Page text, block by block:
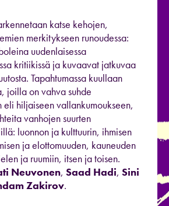
katse kehojen,
merkitykseen runoudessa:
uudenlaisessa
kritiikissä ja kuvaavat jatkuvaa
Tapahtumassa kuullaan
joilla on vahva suhde
eli hiljaiseen vallankumoukseen,
vanhojen suurten
luonnon ja kulttuurin, ihmisen
ja elottomuuden, kauneuden
ja ruumiin, itsen ja toisen.
Neuvonen, Saad Hadi, Sini
Zakirov.